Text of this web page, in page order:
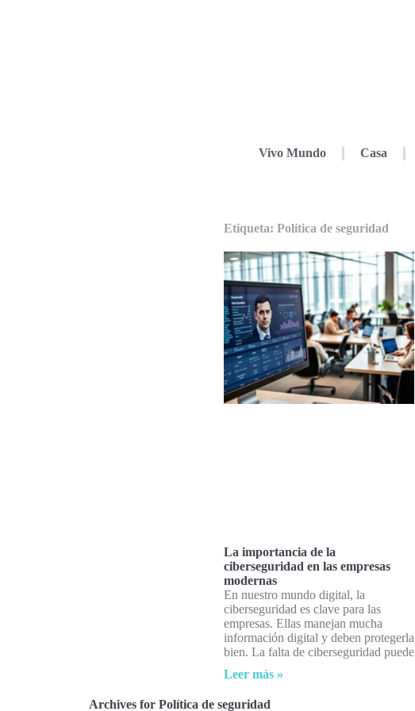
Vivo Mundo Casa
Etiqueta: Política de seguridad
La importancia de la
ciberseguridad en las empresas
modernas
En nuestro mundo digital, la
ciberseguridad es clave para las
empresas. Ellas manejan mucha
información digital y deben protegerla
bien. La falta de ciberseguridad puede
Leer más »
Archives for Política de seguridad